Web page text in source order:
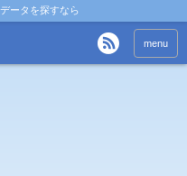
ータを探すなら
menu